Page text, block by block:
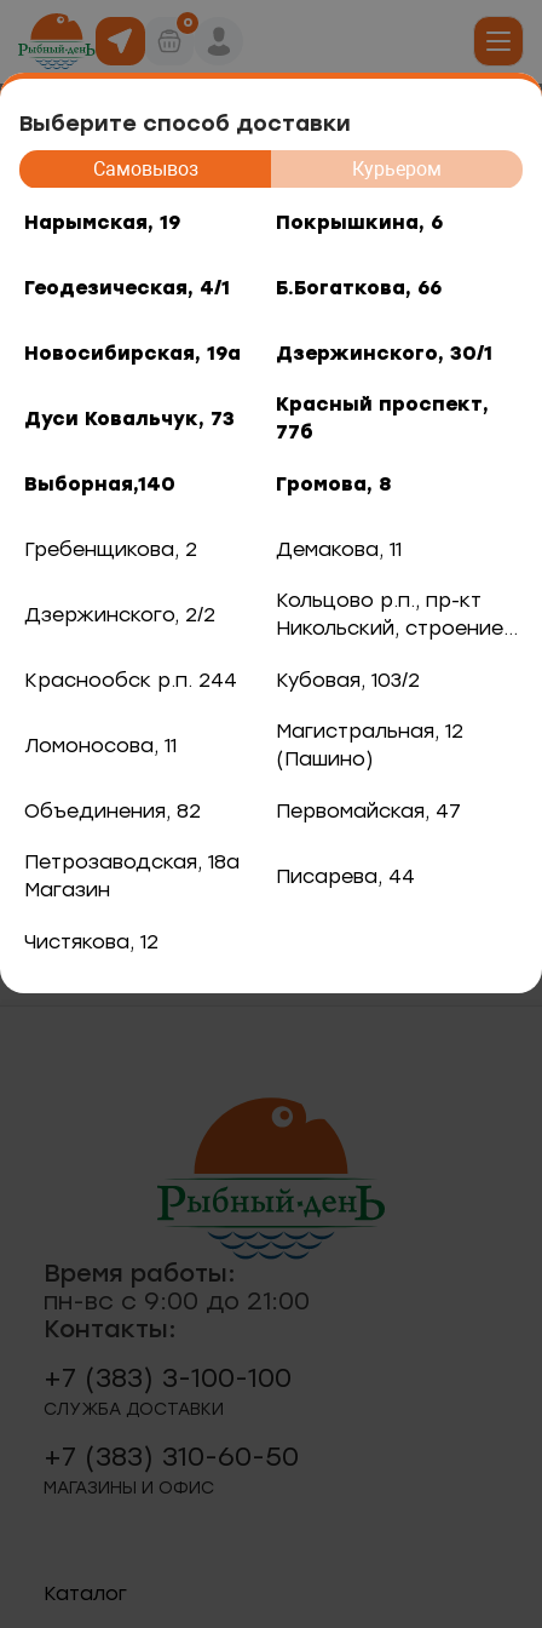
Выберите способ доставки
Самовывоз Курьером
Нарымская, 19 Покрышкина, 6
Геодезическая, 4/1 Б.Богаткова, 66
Новосибирская, 19а Дзержинского, 30/1
Дуси Ковальчук, 73
Красный проспект,
77б
Выборная,140 Громова, 8
Гребенщикова, 2 Демакова, 11
Дзержинского, 2/2
Кольцово р.п., пр-кт
Никольский, строение
Краснообск р.п. 244
Кубовая, 103/2
Ломоносова, 11
Магистральная, 12
(Пашино)
Объединения, 82 Первомайская, 47
Петрозаводская, 18а
Магазин
Писарева, 44
Чистякова, 12
0
роллов
рыба
и снеки
рыба
риеты
приправы
и отделы
6
4/1
73
77б
2
12 (Пашино)
Нерка балык слабосолёный
180 ₽ / 0.1 кг.
В корзину
Нерка балык слабосолёный
Время работы:
пн-вс с 9:00 до 21:00
Контакты:
+7 (383) 3-100-100
СЛУЖБА ДОСТАВКИ
+7 (383) 310-60-50
МАГАЗИНЫ И ОФИС
Каталог